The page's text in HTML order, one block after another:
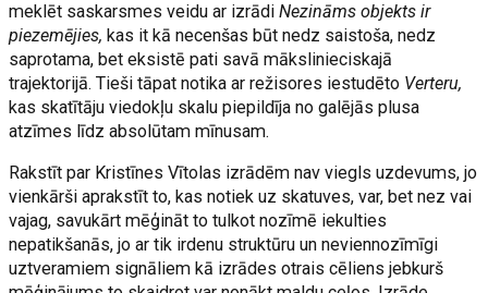
meklēt saskarsmes veidu ar izrādiNezināms objekts ir
piezemējies,kas it kā necenšas būt nedz saistoša, nedz
saprotama, bet eksistē pati savā mākslinieciskajā
trajektorijā. Tieši tāpat notika ar režisores iestudēto Verteru,
kas skatītāju viedokļu skalu piepildīja no galējās plusa
atzīmes līdz absolūtam mīnusam.
Rakstīt par Kristīnes Vītolas izrādēm nav viegls uzdevums, jo
vienkārši aprakstīt to, kas notiek uz skatuves, var, bet nez vai
vajag, savukārt mēģināt to tulkot nozīmē iekulties
nepatikšanās, jo ar tik irdenu struktūru un neviennozīmīgi
uztveramiem signāliem kā izrādes otrais cēliens jebkurš